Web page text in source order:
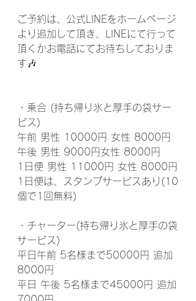
ご予約は、公式LINEをホームページ
より追加して頂き、LINEにて行って
頂くかお電話にてお待ちしておりま
す🎶
・乗合 (持ち帰り氷と厚手の袋サー
ビス)
午前 男性 10000円 女性 8000円
午後 男性 9000円女性 8000円
1日便 男性 11000円 女性 8000円
1日便は、スタンプサービスあり(10
個で1回無料)
・チャーター(持ち帰り氷と厚手の袋
サービス)
平日午前 5名様まで50000円 追加
8000円
平日 午後 5名様まで45000円 追加